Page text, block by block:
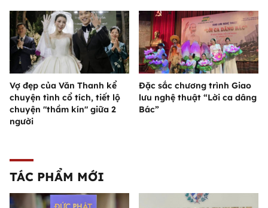
Vợ đẹp của Văn Thanh kể
chuyện tình cổ tích, tiết lộ
chuyện "thầm kín" giữa 2
người
Đặc sắc chương trình Giao
lưu nghệ thuật “Lời ca dâng
Bác”
TÁC PHẨM MỚI